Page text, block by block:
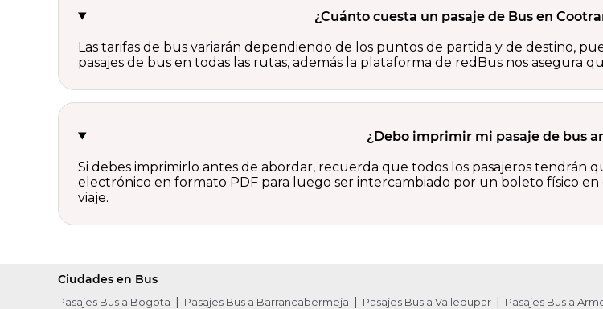
¿Cuánto cuesta un pasaje de Bus en
Las tarifas de bus variarán dependiendo de los puntos de partida y de destino,
pasajes de bus en todas las rutas, además la plataforma de redBus nos asegura
¿Debo imprimir mi pasaje de bus
Si debes imprimirlo antes de abordar, recuerda que todos los pasajeros tendrán
electrónico en formato PDF para luego ser intercambiado por un boleto físico
viaje.
Ciudades en Bus
Pasajes Bus a Bogota Pasajes Bus a Barrancabermeja Pasajes Bus a Valledupar Pasajes Bus a